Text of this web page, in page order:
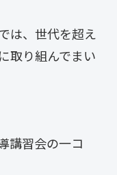
は、世代を超え
取り組んでまい
講習会の一コ